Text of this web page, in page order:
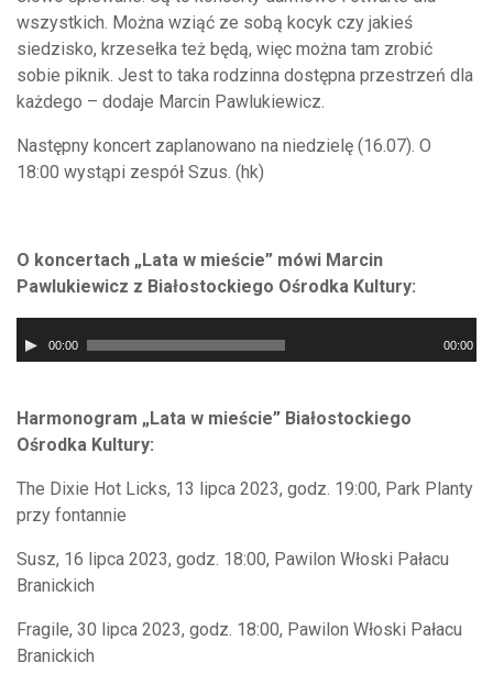
wszystkich. Można wziąć ze sobą kocyk czy jakieś
siedzisko, krzesełka też będą, więc można tam zrobić
sobie piknik. Jest to taka rodzinna dostępna przestrzeń dla
każdego – dodaje Marcin Pawlukiewicz.
Następny koncert zaplanowano na niedzielę (16.07). O
18:00 wystąpi zespół Szus. (hk)
O koncertach „Lata w mieście” mówi Marcin
Pawlukiewicz z Białostockiego Ośrodka Kultury:
plików00:00 00:00
Harmonogram „Lata w mieście” Białostockiego
Ośrodka Kultury:
The Dixie Hot Licks, 13 lipca 2023, godz. 19:00, Park Planty
przy fontannie
Susz, 16 lipca 2023, godz. 18:00, Pawilon Włoski Pałacu
Branickich
Fragile, 30 lipca 2023, godz. 18:00, Pawilon Włoski Pałacu
Branickich